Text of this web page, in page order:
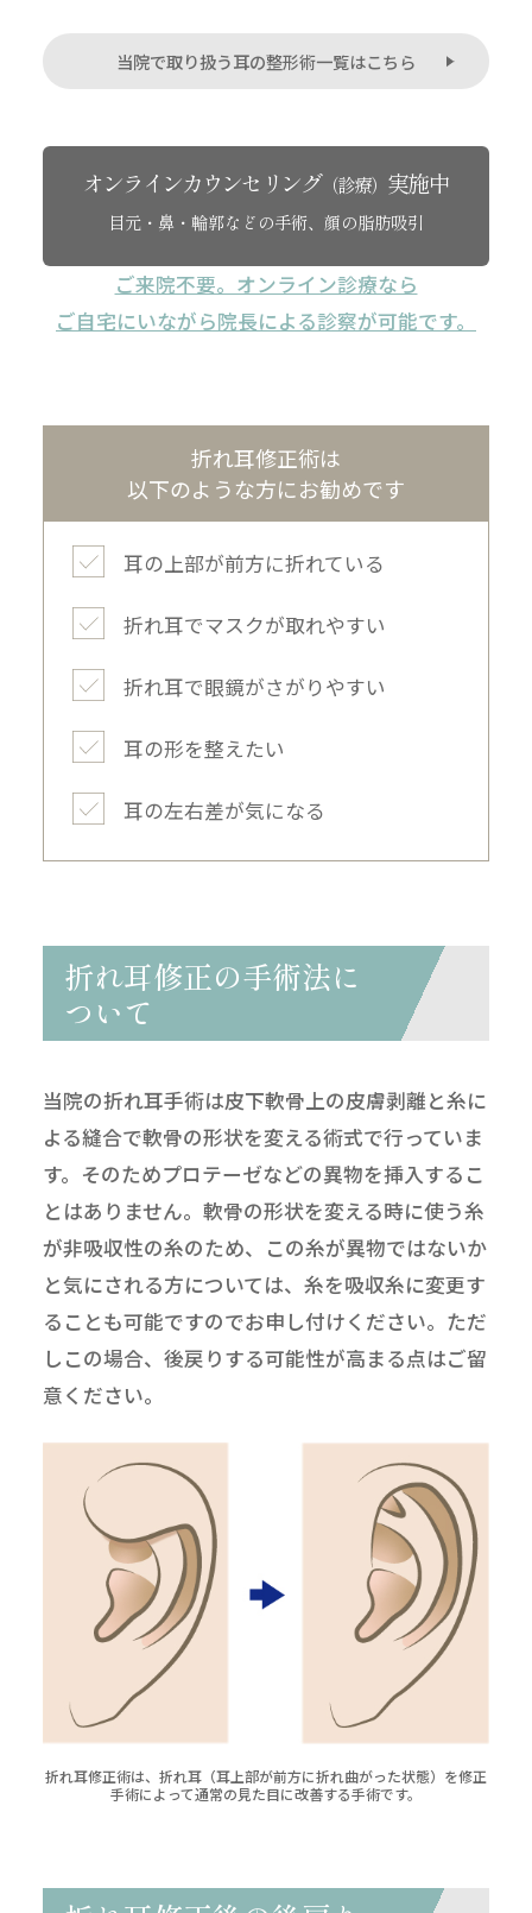
当院で取り扱う耳の整形術一覧はこちら
オンラインカウンセリング（診療） 実施中
目元・鼻・輪郭などの手術、顔の脂肪吸引
ご来院不要。オンライン診療なら
ご自宅にいながら院長による診察が可能です。
折れ耳修正術は
以下のような方にお勧めです
耳の上部が前方に折れている
折れ耳でマスクが取れやすい
折れ耳で眼鏡がさがりやすい
耳の形を整えたい
耳の左右差が気になる
折れ耳修正の手術法に
ついて
当院の折れ耳手術は皮下軟骨上の皮膚剥離と糸に
よる縫合で軟骨の形状を変える術式で行っていま
す。そのためプロテーゼなどの異物を挿入するこ
とはありません。軟骨の形状を変える時に使う糸
が非吸収性の糸のため、この糸が異物ではないか
と気にされる方については、糸を吸収糸に変更す
ることも可能ですのでお申し付けください。ただ
しこの場合、後戻りする可能性が高まる点はご留
意ください。
折れ耳修正術は、折れ耳（耳上部が前方に折れ曲がった状態）を修正
手術によって通常の見た目に改善する手術です。